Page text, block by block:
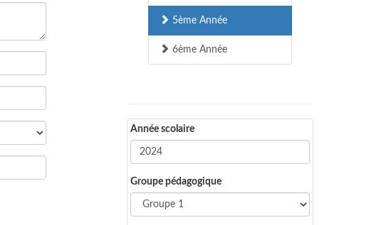
5ème Année
6ème Année
Année scolaire
Groupe pédagogique